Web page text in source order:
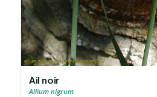
Ail noir
Allium nigrum